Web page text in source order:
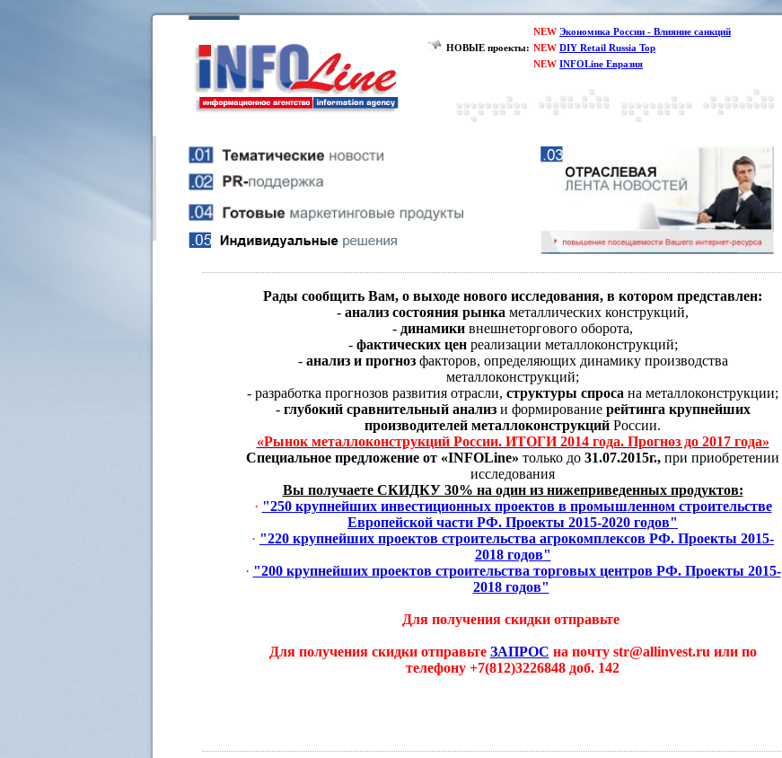
НОВЫЕ проекты:
NEW Экономика России - Влияние санкций
NEW DIY Retail Russia Top
NEW INFOLine Евразия
Рады сообщить Вам, о выходе нового исследования, в котором представлен:
- анализ состояния рынка металлических конструкций,
- динамики внешнеторгового оборота,
- фактических цен реализации металлоконструкций;
- анализ и прогноз факторов, определяющих динамику производства
металлоконструкций;
- разработка прогнозов развития отрасли, структуры спроса на металлоконструкции;
- глубокий сравнительный анализ и формирование рейтинга крупнейших
производителей металлоконструкций России.
«Рынок металлоконструкций России. ИТОГИ 2014 года. Прогноз до 2017 года»
Специальное предложение от «INFOLine» только до 31.07.2015г., при приобретении
исследования
Вы получаете СКИДКУ 30% на один из нижеприведенных продуктов:
· "250 крупнейших инвестиционных проектов в промышленном строительстве
Европейской части РФ. Проекты 2015-2020 годов"
· "220 крупнейших проектов строительства агрокомплексов РФ. Проекты 2015-
2018 годов"
· "200 крупнейших проектов строительства торговых центров РФ. Проекты 2015-
2018 годов"
Для получения скидки отправьте
Для получения скидки отправьте ЗАПРОС на почту str@allinvest.ru или по
телефону +7(812)3226848 доб. 142